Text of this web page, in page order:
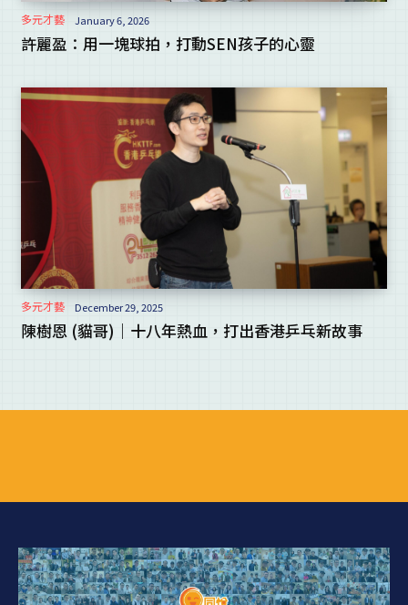
多元才藝 January 6, 2026
許麗盈：用一塊球拍，打動SEN孩子的心靈
多元才藝 December 29, 2025
陳樹恩 (貓哥)｜十八年熱血，打出香港乒乓新故事